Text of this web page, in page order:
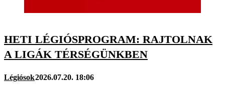
HETI LÉGIÓSPROGRAM: RAJTOLNAK
A LIGÁK TÉRSÉGÜNKBEN
Légiósok2026.07.20. 18:06